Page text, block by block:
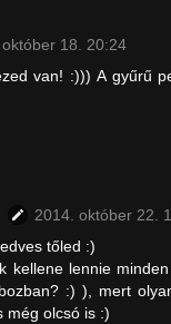
18. 20:24
van! :))) A gyűrű
2014. október 22.
tőled :)
kellene lennie
:) ), mert
még olcsó is :)